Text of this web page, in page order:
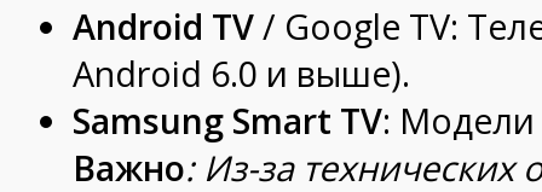
Android TV/ Google TV:
Android 6.0 и выше).
Samsung Smart TV: Модели
Важно: Из-за технических